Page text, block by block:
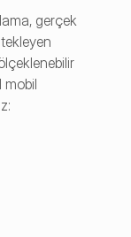
gerçek
mobil